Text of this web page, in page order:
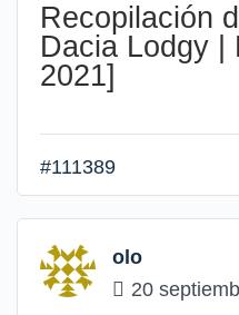
Recopilación
Dacia Lodgy |
2021]
#111389
olo
20